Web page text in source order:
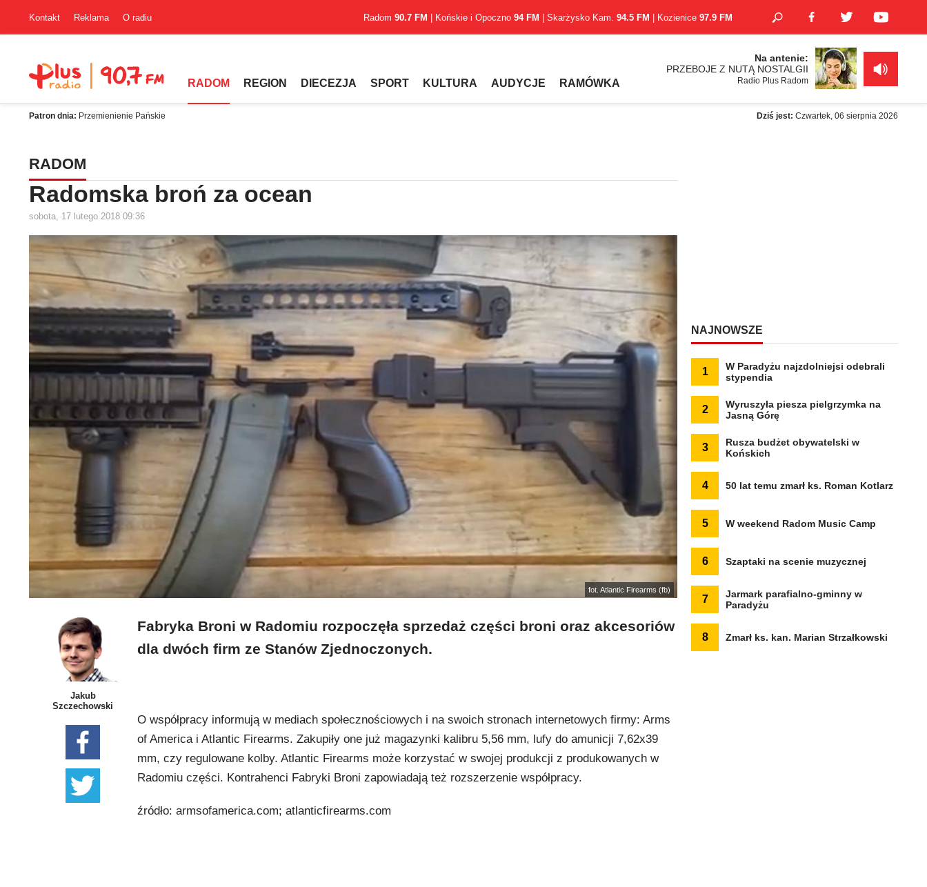
Kontakt Reklama O radiu Radom 90.7 FM | Końskie i Opoczno 94 FM | Skarżysko Kam. 94.5 FM | Kozienice 97.9 FM
RADOM REGION DIECEZJA SPORT KULTURA AUDYCJE RAMÓWKA
Na antenie:
PRZEBOJE Z NUTĄ NOSTALGII
Radio Plus Radom
Patron dnia: Przemienienie Pańskie Dziś jest: Czwartek, 06 sierpnia 2026
RADOM
Radomska broń za ocean
sobota, 17 lutego 2018 09:36
fot. Atlantic Firearms (fb)
Jakub
Szczechowski
Fabryka Broni w Radomiu rozpoczęła sprzedaż części broni oraz akcesoriów
dla dwóch firm ze Stanów Zjednoczonych.
O współpracy informują w mediach społecznościowych i na swoich stronach internetowych firmy: Arms
of America i Atlantic Firearms. Zakupiły one już magazynki kalibru 5,56 mm, lufy do amunicji 7,62x39
mm, czy regulowane kolby. Atlantic Firearms może korzystać w swojej produkcji z produkowanych w
Radomiu części. Kontrahenci Fabryki Broni zapowiadają też rozszerzenie współpracy.
źródło: armsofamerica.com; atlanticfirearms.com
NAJNOWSZE
1
W Paradyżu najzdolniejsi odebrali
stypendia
2
Wyruszyła piesza pielgrzymka na
Jasną Górę
3
Rusza budżet obywatelski w
Końskich
4 50 lat temu zmarł ks. Roman Kotlarz
5 W weekend Radom Music Camp
6 Szaptaki na scenie muzycznej
7
Jarmark parafialno-gminny w
Paradyżu
8 Zmarł ks. kan. Marian Strzałkowski